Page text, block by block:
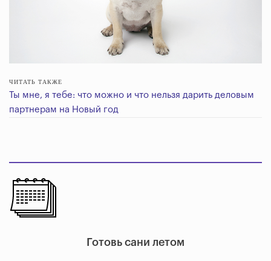
ЧИТАТЬ ТАКЖЕ
Ты мне, я тебе: что можно и что нельзя дарить деловым
партнерам на Новый год
Готовь сани летом